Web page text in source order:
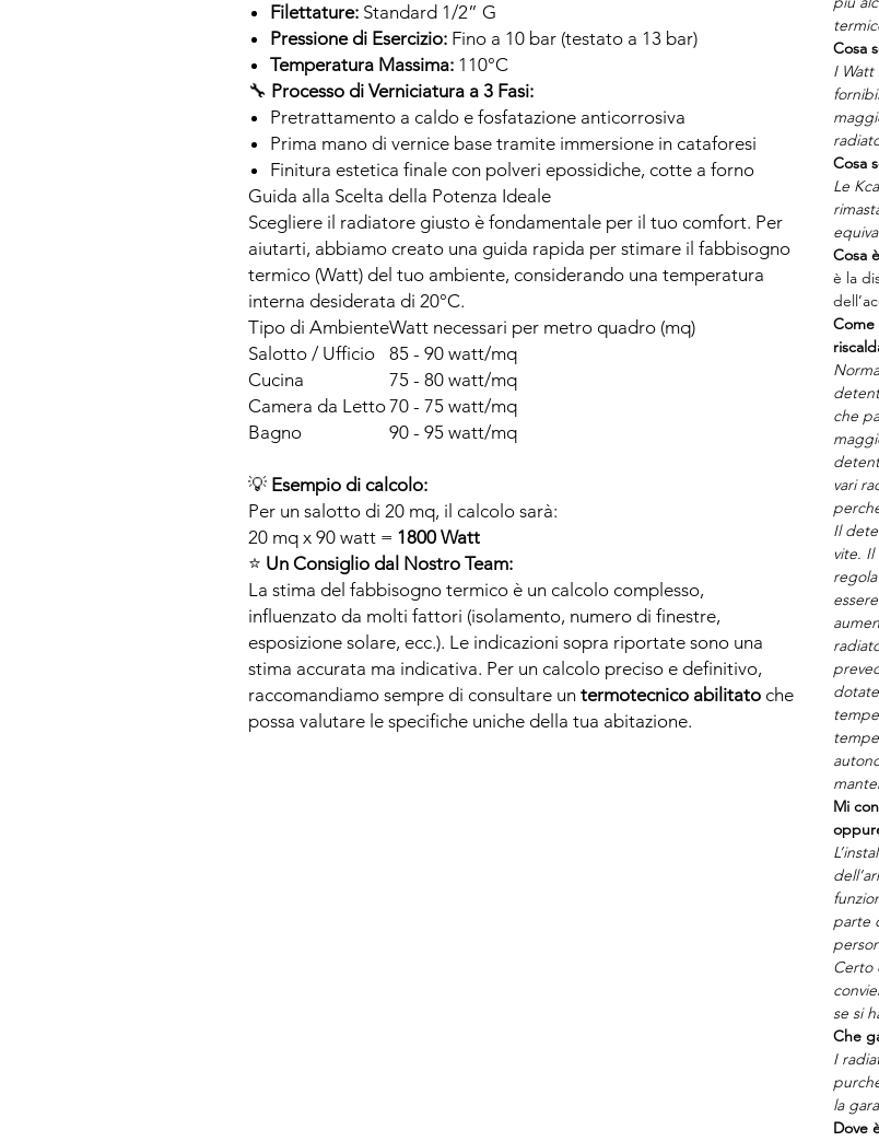
Filettature: Standard 1/2” G
Pressione di Esercizio: Fino a 10 bar (testato a 13 bar)
Temperatura Massima: 110°C
🔧 Processo di Verniciatura a 3 Fasi:
Pretrattamento a caldo e fosfatazione anticorrosiva
Prima mano di vernice base tramite immersione in cataforesi
Finitura estetica finale con polveri epossidiche, cotte a forno
Guida alla Scelta della Potenza Ideale
Scegliere il radiatore giusto è fondamentale per il tuo comfort. Per
aiutarti, abbiamo creato una guida rapida per stimare il fabbisogno
termico (Watt) del tuo ambiente, considerando una temperatura
interna desiderata di 20°C.
Tipo di AmbienteWatt necessari per metro quadro (mq)
Salotto / Ufficio
85 - 90 watt/mq
Cucina
75 - 80 watt/mq
Camera da Letto70 - 75 watt/mq
Bagno
90 - 95 watt/mq
💡 Esempio di calcolo:
Per un salotto di 20 mq, il calcolo sarà:
20 mq x 90 watt = 1800 Watt
⭐ Un Consiglio dal Nostro Team:
La stima del fabbisogno termico è un calcolo complesso,
influenzato da molti fattori (isolamento, numero di finestre,
esposizione solare, ecc.). Le indicazioni sopra riportate sono una
stima accurata ma indicativa. Per un calcolo preciso e definitivo,
raccomandiamo sempre di consultare un termotecnico abilitato che
possa valutare le specifiche uniche della tua abitazione.
Cosa
I Watt
Cosa
Le
Cosa
è la
Come
che
vari
Il
vite.
Mi
parte
Certo
se si
Che
I
la
Dove